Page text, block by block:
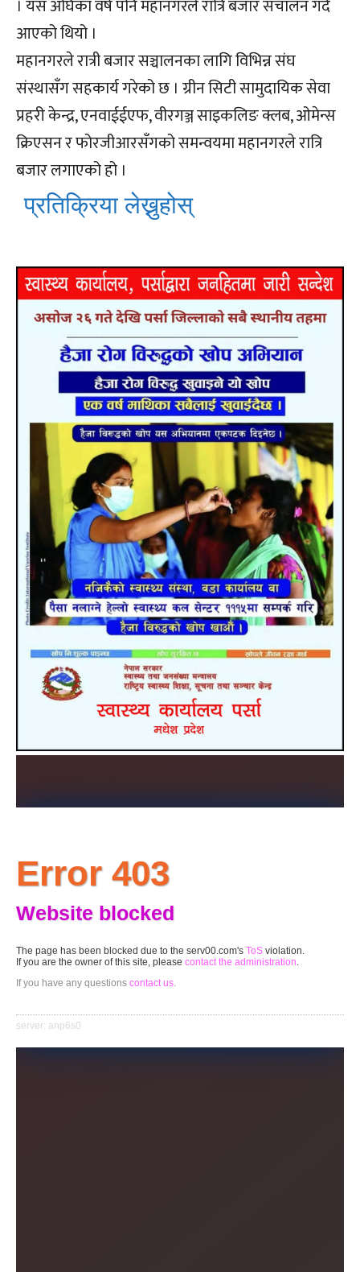
। यस अघिका वर्ष पनि महानगरले रात्रि बजार संचालन गर्दै
आएको थियो ।
महानगरले रात्री बजार सञ्चालनका लागि विभिन्न संघ
संस्थासँग सहकार्य गरेको छ । ग्रीन सिटी सामुदायिक सेवा
प्रहरी केन्द्र, एनवाईईएफ, वीरगञ्ज साइकलिङ क्लब, ओमेन्स
क्रिएसन र फोरजीआरसँगको समन्वयमा महानगरले रात्रि
बजार लगाएको हो ।
प्रतिक्रिया लेख्नुहोस्